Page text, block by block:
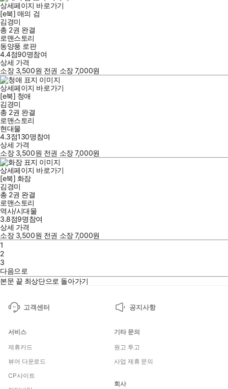
상세페이지 바로가기
[e북] 매의 검
김경미
총 2권 완결
로맨스토리
동양풍 로판
4.4점90명참여
상세 가격
소장 3,500원 전권 소장7,000원
상세페이지 바로가기
[e북] 청애
김경미
총 2권 완결
로맨스토리
현대물
4.3점130명참여
상세 가격
소장 3,500원 전권 소장7,000원
상세페이지 바로가기
[e북] 화잠
김경미
총 2권 완결
로맨스토리
역사/시대물
3.8점9명참여
상세 가격
소장 3,500원 전권 소장7,000원
1
2
3
다음으로
본문 끝 최상단으로 돌아가기
고객센터 공지사항
서비스
제휴카드
뷰어 다운로드
CP사이트
기타 문의
원고 투고
사업 제휴 문의
회사